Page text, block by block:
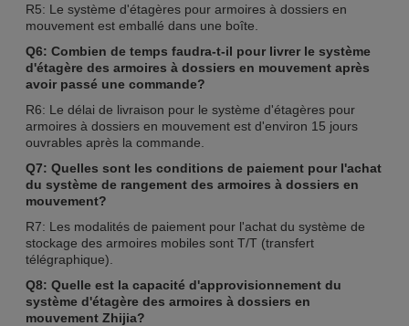
R5: Le système d'étagères pour armoires à dossiers en
mouvement est emballé dans une boîte.
Q6: Combien de temps faudra-t-il pour livrer le système
d'étagère des armoires à dossiers en mouvement après
avoir passé une commande?
R6: Le délai de livraison pour le système d'étagères pour
armoires à dossiers en mouvement est d'environ 15 jours
ouvrables après la commande.
Q7: Quelles sont les conditions de paiement pour l'achat
du système de rangement des armoires à dossiers en
mouvement?
R7: Les modalités de paiement pour l'achat du système de
stockage des armoires mobiles sont T/T (transfert
télégraphique).
Q8: Quelle est la capacité d'approvisionnement du
système d'étagère des armoires à dossiers en
mouvement Zhijia?